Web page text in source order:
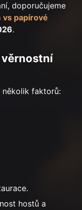
doporučujeme
papírové
.
několik faktorů:
hostů a